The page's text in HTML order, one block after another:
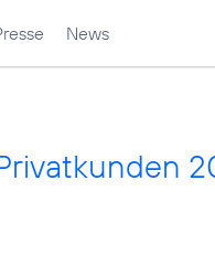
News